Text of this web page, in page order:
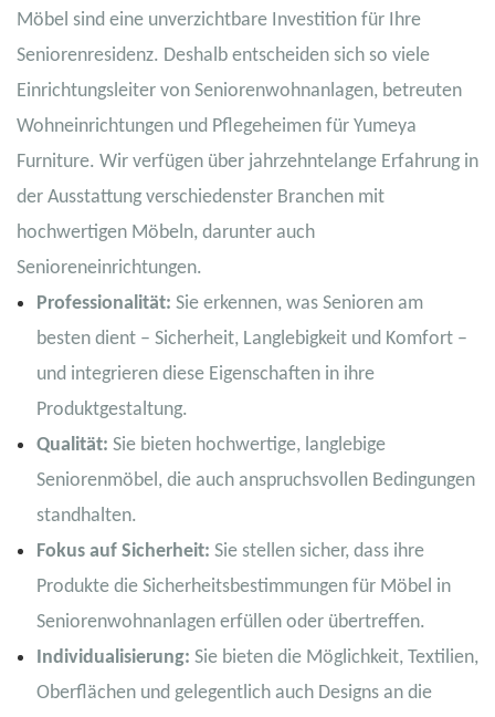
Möbel sind eine unverzichtbare Investition für Ihre
Seniorenresidenz. Deshalb entscheiden sich so viele
Einrichtungsleiter von Seniorenwohnanlagen, betreuten
Wohneinrichtungen und Pflegeheimen für Yumeya
Furniture. Wir verfügen über jahrzehntelange Erfahrung in
der Ausstattung verschiedenster Branchen mit
hochwertigen Möbeln, darunter auch
Senioreneinrichtungen.
Professionalität: Sie erkennen, was Senioren am
besten dient – ​​Sicherheit, Langlebigkeit und Komfort –
und integrieren diese Eigenschaften in ihre
Produktgestaltung.
Qualität: Sie bieten hochwertige, langlebige
Seniorenmöbel, die auch anspruchsvollen Bedingungen
standhalten.
Fokus auf Sicherheit: Sie stellen sicher, dass ihre
Produkte die Sicherheitsbestimmungen für Möbel in
Seniorenwohnanlagen erfüllen oder übertreffen.
Individualisierung: Sie bieten die Möglichkeit, Textilien,
Oberflächen und gelegentlich auch Designs an die